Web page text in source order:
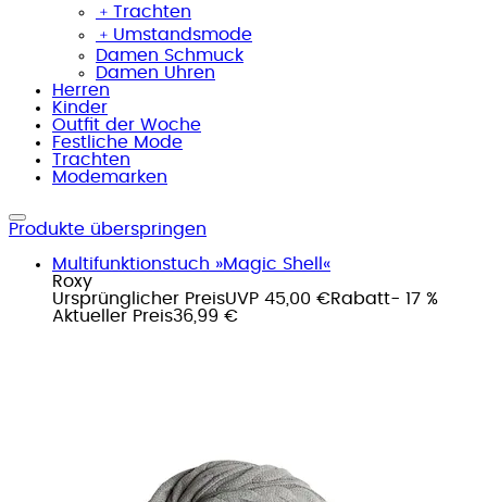
﹢ Trachten
﹢ Umstandsmode
Damen Schmuck
Damen Uhren
Herren
Kinder
Outfit der Woche
Festliche Mode
Trachten
Modemarken
Produkte überspringen
Multifunktionstuch »Magic Shell«
Roxy
Ursprünglicher PreisUVP 45,00 €Rabatt- 17 %
Aktueller Preis36,99 €